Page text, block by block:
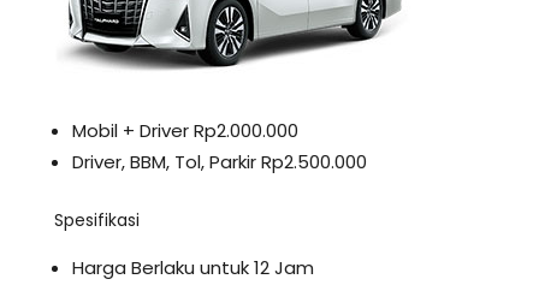
Mobil + Driver Rp2.000.000
Driver, BBM, Tol, Parkir Rp2.500.000
Spesifikasi
Harga Berlaku untuk 12 Jam